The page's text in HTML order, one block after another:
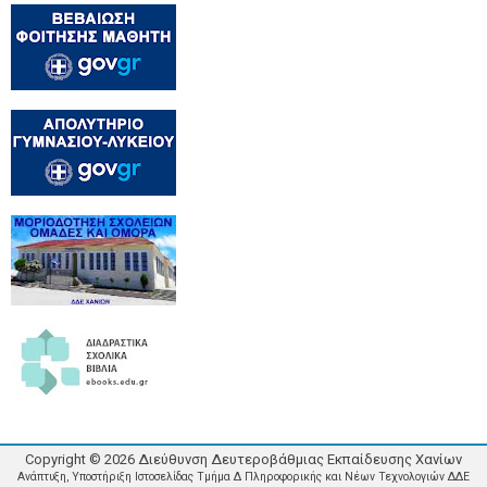
Copyright © 2026 Διεύθυνση Δευτεροβάθμιας Εκπαίδευσης Χανίων
Ανάπτυξη, Υποστήριξη Ιστοσελίδας Τμήμα Δ Πληροφορικής και Νέων Τεχνολογιών ΔΔΕ